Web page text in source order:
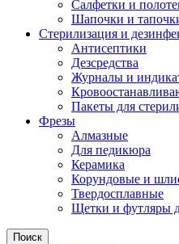
Салфетки и
Шапочки и
Стерилизация и
Антисептики
Дезсредства
Журналы и
Пакеты для
Фрезы
Алмазные
Для педикюра
Керамика
Корундовые и
Твердосплавные
Щетки и футляры
Поиск